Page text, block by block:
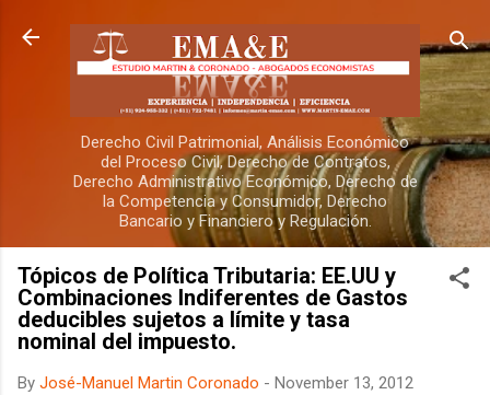
Skip to main content
Derecho Civil Patrimonial, Análisis Económico
del Proceso Civil, Derecho de Contratos,
Derecho Administrativo Económico, Derecho de
la Competencia y Consumidor, Derecho
Bancario y Financiero y Regulación.
Tópicos de Política Tributaria: EE.UU y
Combinaciones Indiferentes de Gastos
deducibles sujetos a límite y tasa
nominal del impuesto.
By José-Manuel Martin Coronado - November 13, 2012